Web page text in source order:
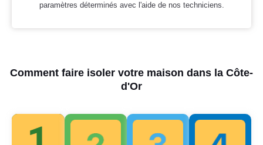
paramètres déterminés avec l'aide de nos techniciens.
Comment faire isoler votre maison dans la Côte-
d'Or